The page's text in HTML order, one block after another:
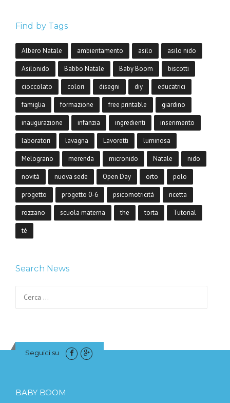
Find by Tags
Albero Natale ambientamento asilo asilo nido
Asilonido Babbo Natale Baby Boom biscotti
cioccolato colori disegni diy educatrici
famiglia formazione free printable giardino
inaugurazione infanzia ingredienti inserimento
laboratori lavagna Lavoretti luminosa
Melograno merenda micronido Natale nido
novità nuova sede Open Day orto polo
progetto progetto 0-6 psicomotricità ricetta
rozzano scuola materna the torta Tutorial
té
Search News
Seguici su
BABY BOOM